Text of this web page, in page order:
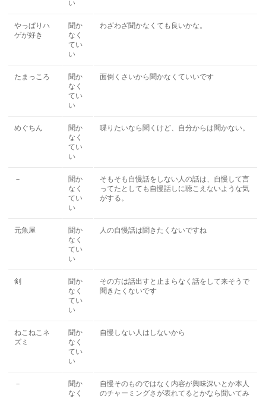
い
やっぱりハ
ゲが好き
聞か
なく
てい
い
わざわざ聞かなくても良いかな。
たまっころ
聞か
なく
てい
い
面倒くさいから聞かなくていいです
めぐちん
聞か
なく
てい
い
喋りたいなら聞くけど、自分からは聞かない。
－
聞か
なく
てい
い
そもそも自慢話をしない人の話は、自慢して言
ってたとしても自慢話しに聴こえないような気
がする。
元魚屋
聞か
なく
てい
い
人の自慢話は聞きたくないですね
剣
聞か
なく
てい
い
その方は話出すと止まらなく話をして来そうで
聞きたくないです
ねこねこネ
ズミ
聞か
なく
てい
い
自慢しない人はしないから
－
聞か
なく
自慢そのものではなく内容が興味深いとか本人
のチャーミングさが表れてるとかなら聞いてみ